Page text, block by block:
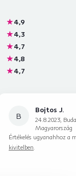
4,9
4,3
4,7
4,8
4,7
B
Bojtos J.
24.8.2023,
Magyarország
Értékelés ugyanahhoz a
kivitelben.